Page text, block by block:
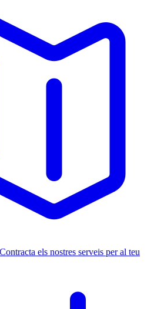
Contracta els nostres serveis per al teu